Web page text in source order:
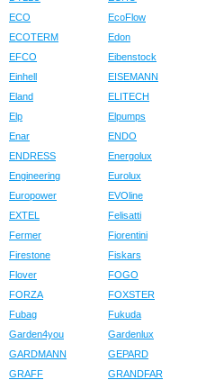
ECO
EcoFlow
ECOTERM
Edon
EFCO
Eibenstock
Einhell
EISEMANN
Eland
ELITECH
Elp
Elpumps
Enar
ENDO
ENDRESS
Energolux
Engineering
Eurolux
Europower
EVOline
EXTEL
Felisatti
Fermer
Fiorentini
Firestone
Fiskars
Flover
FOGO
FORZA
FOXSTER
Fubag
Fukuda
Garden4you
Gardenlux
GARDMANN
GEPARD
GRAFF
GRANDFAR